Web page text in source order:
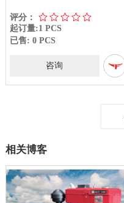
评分：
起订量:1 PCS
已售: 0 PCS
咨询
相关博客